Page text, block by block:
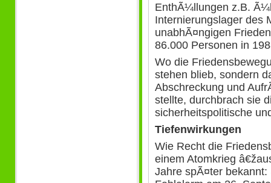
EnthÃ¼llungen z.B.
Internierungslager des
unabhÃ¤ngigen
86.000 Personen in
Wo die
stehen blieb, sondern
Abschreckung und
stellte, durchbrach sie
sicherheitspolitische
Tiefenwirkungen
Wie Recht die
einem Atomkrieg
Jahre spÃ¤ter